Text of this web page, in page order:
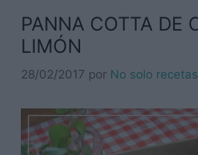
PANNA COTTA DE
LIMÓN
28/02/2017 por No solo recetas